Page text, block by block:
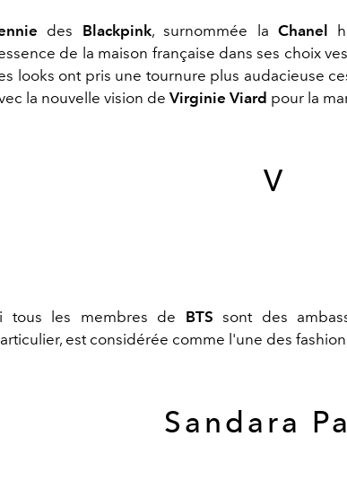
des Blackpink, surnommée laChanel
de la maison française dans ses choix
looks ont pris une tournure plus audacieuse
la nouvelle vision de Virginie Viard pour la
V
tous les membres de BTS sont des
est considérée comme l'une des
Sandara